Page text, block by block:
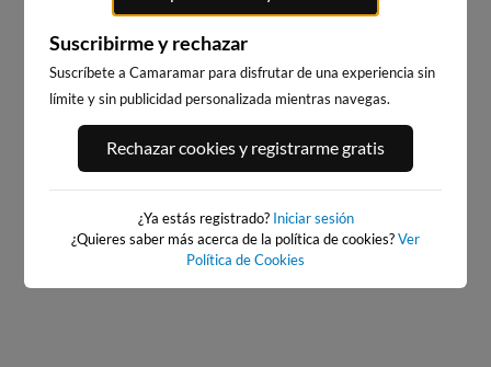
PORT ANDRATX
12km · Andratx
PLAYA DE SITGES
0.1 m CHOPI
Suscribirme y rechazar
Suscríbete a Camaramar para disfrutar de una experiencia sin
límite y sin publicidad personalizada mientras navegas.
Rechazar cookies y registrarme gratis
¿Ya estás registrado? Iniciar sesión
¿Quieres saber más acerca de la política de cookies?Ver
Política de Cookies